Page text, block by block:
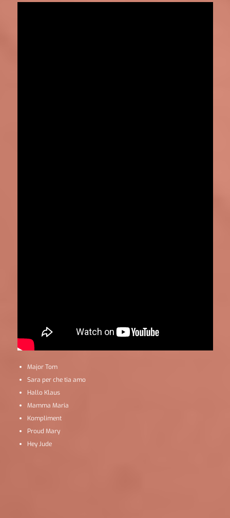
Major Tom
Sara per che tia amo
Hallo Klaus
Mamma Maria
Kompliment
Proud Mary
Hey Jude